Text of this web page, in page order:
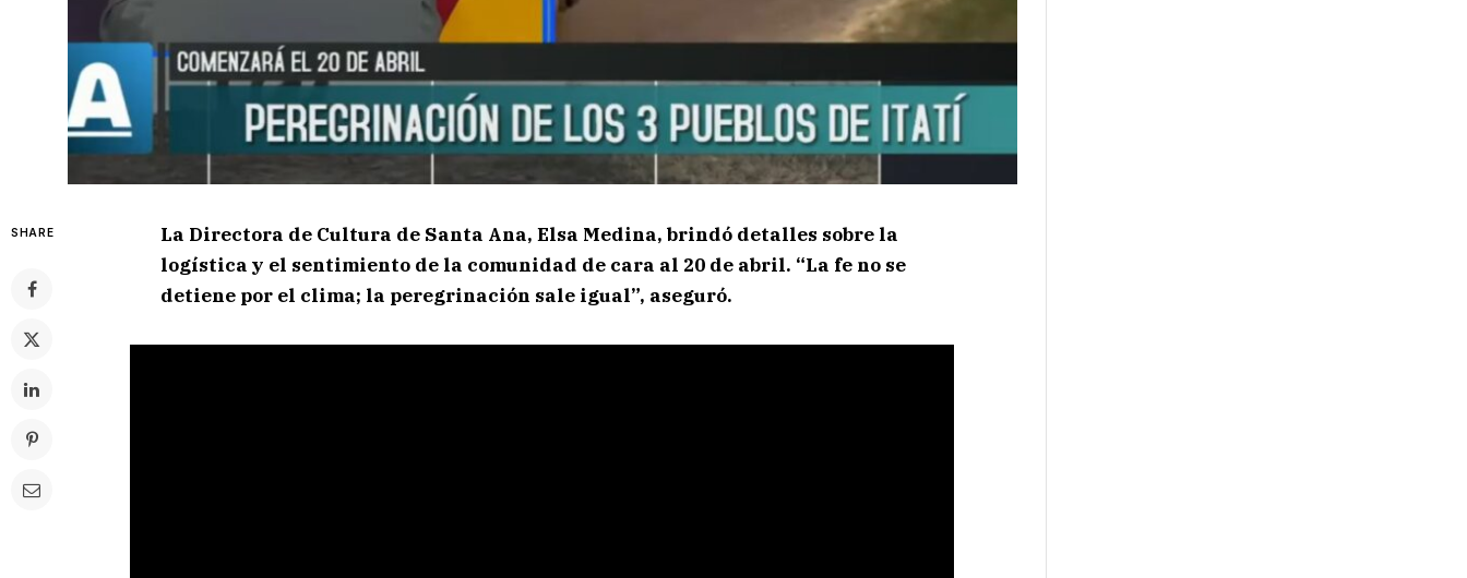
SHARE
La Directora de Cultura de Santa Ana, Elsa Medina, brindó detalles sobre la
logística y el sentimiento de la comunidad de cara al 20 de abril. “La fe no se
detiene por el clima; la peregrinación sale igual”, aseguró.